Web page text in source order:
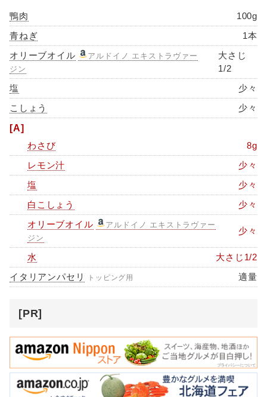
鴨肉
100g
青ねぎ
1本
オリーブオイル
アルドイノ エキストラヴァー
ジン
大さじ
1/2
塩
少々
こしょう
少々
[A]
わさび
8g
レモン汁
少々
塩
少々
白こしょう
少々
オリーブオイル
アルドイノ エキストラヴァー
ジン
少々
水
大さじ1/2
イタリアンパセリ
トッピング用 適量
[PR]